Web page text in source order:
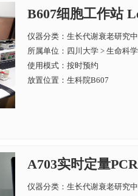
B607细胞工作站
仪器分类：生长代谢衰老研究
所属单位： 四川大学 > 生命科
使用模式：按时预约
放置位置：生科院B607
A703实时定量
仪器分类：生长代谢衰老研究